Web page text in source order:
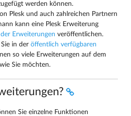
werden können.
Plesk und auch zahlreichen Partnern
kann eine Plesk Erweiterung
Erweiterungen veröffentlichen.
in der öffentlich verfügbaren
so viele Erweiterungen auf dem
Sie möchten.
Sie einzelne Funktionen